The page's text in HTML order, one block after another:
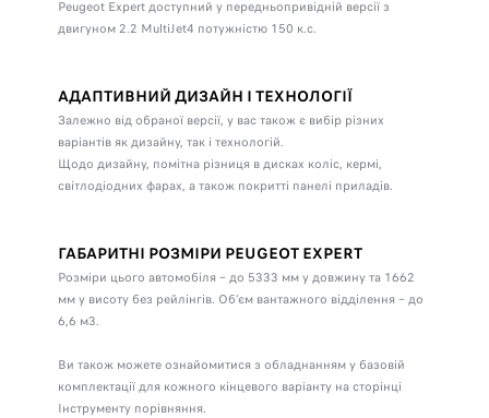
Peugeot Expert доступний у передньопривідній версії з
двигуном 2.2 MultiJet4 потужністю 150 к.с.
АДАПТИВНИЙ ДИЗАЙН І ТЕХНОЛОГІЇ
Залежно від обраної версії, у вас також є вибір різних
варіантів як дизайну, так і технологій.
Щодо дизайну, помітна різниця в дисках коліс, кермі,
світлодіодних фарах, а також покритті панелі приладів.
ГАБАРИТНІ РОЗМІРИ PEUGEOT EXPERT
Розміри цього автомобіля – до 5333 мм у довжину та 1662
мм у висоту без рейлінгів. Об’єм вантажного відділення – до
6,6 м3.
Ви також можете ознайомитися з обладнанням у базовій
комплектації для кожного кінцевого варіанту на сторінці
Інструменту порівняння.